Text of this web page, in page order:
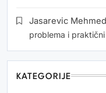
Jasarevic Mehmed
problema i
KATEGORIJE